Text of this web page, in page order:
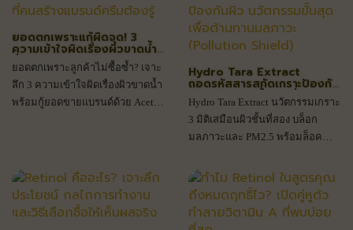
ยอดตกเพราะแก้ผิดจุด! 3
ความเข้าใจผิดเรื่องผิวขาดน้ำ
ที่คนสร้างแบรนด์ครีมต้องรู้
ยอดตกเพราะลูกค้าไม่ซื้อซ้ำ? เจาะ
ลึก 3 ความเข้าใจผิดเรื่องผิวขาดน้ำ
พร้อมกู้ยอดขายแบรนด์ด้วย Acetyl
Hydro Tara Extract
ถอดรหัสสารสกัดเกราะป้องกัน
ผิว นวัตกรรมขั้นสุดเพื่อ
ต้านทานมลภาวะ (Pollution
Shield)
Hydro Tara Extract นวัตกรรมเกราะ
3 มิติเสมือนผิวชั้นที่สอง บล็อก
มลภาวะและ PM2.5 พร้อมล็อค
ก่อนวัยล้ำลึกระดับเซลล์